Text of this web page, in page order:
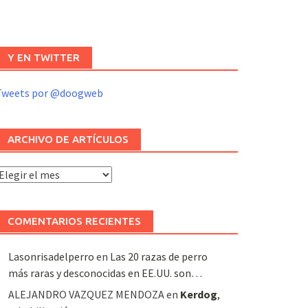
Y EN TWITTER
por @doogweb
ARCHIVO DE ARTÍCULOS
Archivo
COMENTARIOS RECIENTES
Lasonrisadelperro en Las 20 razas de perro
más raras y desconocidas en EE.UU. son…
ALEJANDRO VAZQUEZ MENDOZAen Kerdog,